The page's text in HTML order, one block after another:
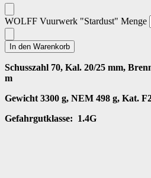
WOLFF Vuurwerk "Stardust" Menge
In den Warenkorb
Schusszahl 70, Kal. 20/25 mm,
m
Gewicht 3300 g, NEM 498 g, Kat.
Gefahrgutklasse: 1.4G